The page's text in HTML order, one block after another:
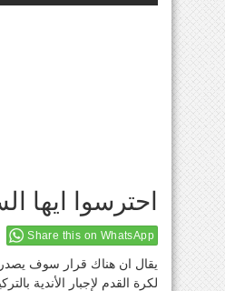
احترسوا ايها
Share this on WhatsApp
يقال ان هناك قرار سوف يصدر
لكرة القدم لإجبار الأندية